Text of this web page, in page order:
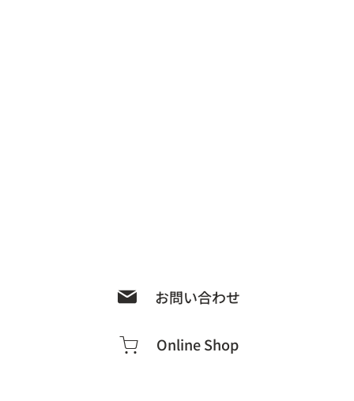
お問い合わせ
Online Shop